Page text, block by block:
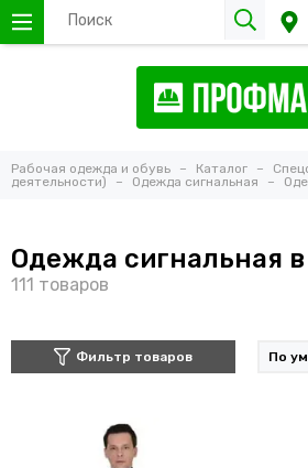
Рабочая одежда и обувь Каталог
деятельности)
Одежда сигнальная
Одежда сигнальная
Фильтр товаров